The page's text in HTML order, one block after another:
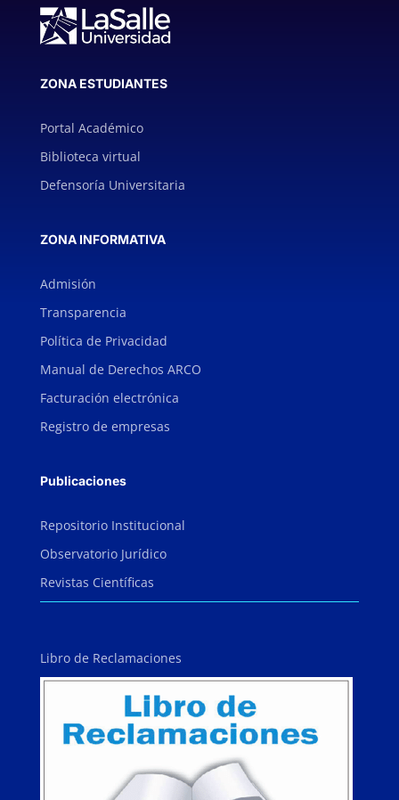
ZONA ESTUDIANTES
Portal Académico
Biblioteca virtual
Defensoría Universitaria
ZONA INFORMATIVA
Admisión
Transparencia
Política de Privacidad
Manual de Derechos ARCO
Facturación electrónica
Registro de empresas
Publicaciones
Repositorio Institucional
Observatorio Jurídico
Revistas Científicas
Libro de Reclamaciones